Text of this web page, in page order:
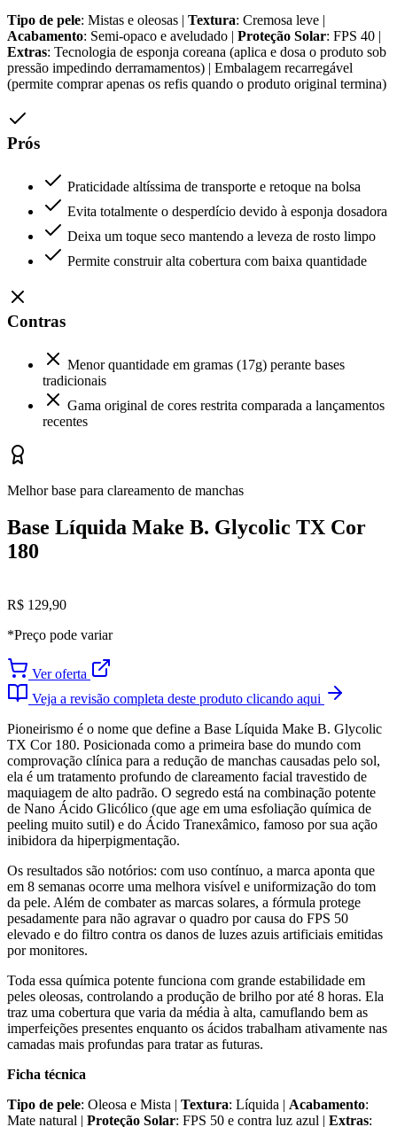
Tipo de pele: Mistas e oleosas | Textura: Cremosa leve |
Acabamento: Semi-opaco e aveludado | Proteção Solar: FPS 40 |
Extras: Tecnologia de esponja coreana (aplica e dosa o produto sob
pressão impedindo derramamentos) | Embalagem recarregável
(permite comprar apenas os refis quando o produto original termina)
Prós
Praticidade altíssima de transporte e retoque na bolsa
Evita totalmente o desperdício devido à esponja dosadora
Deixa um toque seco mantendo a leveza de rosto limpo
Permite construir alta cobertura com baixa quantidade
Contras
Menor quantidade em gramas (17g) perante bases
tradicionais
Gama original de cores restrita comparada a lançamentos
recentes
Melhor base para clareamento de manchas
Base Líquida Make B. Glycolic TX Cor
180
R$ 129,90
*Preço pode variar
Ver oferta
Veja a revisão completa deste produto clicando aqui
Pioneirismo é o nome que define a Base Líquida Make B. Glycolic
TX Cor 180. Posicionada como a primeira base do mundo com
comprovação clínica para a redução de manchas causadas pelo sol,
ela é um tratamento profundo de clareamento facial travestido de
maquiagem de alto padrão. O segredo está na combinação potente
de Nano Ácido Glicólico (que age em uma esfoliação química de
peeling muito sutil) e do Ácido Tranexâmico, famoso por sua ação
inibidora da hiperpigmentação.
Os resultados são notórios: com uso contínuo, a marca aponta que
em 8 semanas ocorre uma melhora visível e uniformização do tom
da pele. Além de combater as marcas solares, a fórmula protege
pesadamente para não agravar o quadro por causa do FPS 50
elevado e do filtro contra os danos de luzes azuis artificiais emitidas
por monitores.
Toda essa química potente funciona com grande estabilidade em
peles oleosas, controlando a produção de brilho por até 8 horas. Ela
traz uma cobertura que varia da média à alta, camuflando bem as
imperfeições presentes enquanto os ácidos trabalham ativamente nas
camadas mais profundas para tratar as futuras.
Ficha técnica
Tipo de pele: Oleosa e Mista | Textura: Líquida | Acabamento:
Mate natural | Proteção Solar: FPS 50 e contra luz azul | Extras: